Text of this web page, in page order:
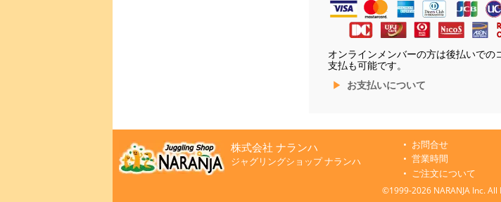
オンラインメンバーの方は後払いでの
支払も可能です。
お支払いについて
株式会社 ナランハ
ジャグリングショップ ナランハ
お問合せ
営業時間
ご注文について
©1999-2026 NARANJA Inc. All